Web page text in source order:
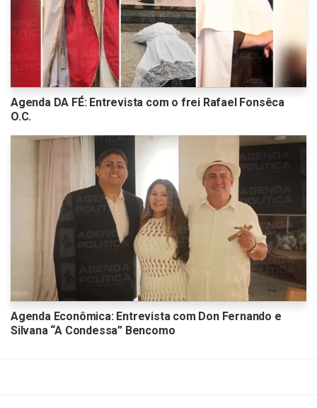
Agenda DA FÉ: Entrevista com o frei Rafael Fonsêca
O.C.
Agenda Econômica: Entrevista com Don Fernando e
Silvana “A Condessa” Bencomo